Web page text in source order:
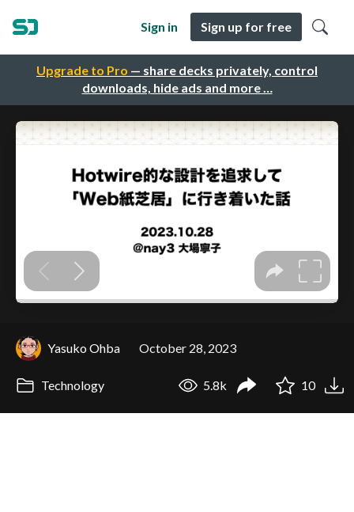
Upgrade to Pro — share decks privately, control
downloads, hide ads and more …
Sign in Sign up for free
Yasuko Ohba October 28, 2023
Technology 5.8k 10